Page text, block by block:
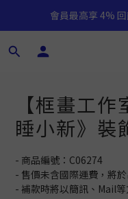
會員最高享 4%
【框畫工
睡小新》裝
- 商品編號：C06274
- 售價未含國際運費，將
- 補款時將以簡訊、Mail